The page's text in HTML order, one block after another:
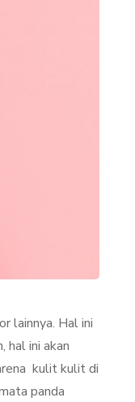
lainnya. Hal ini
hal ini akan
kulit kulit di
panda